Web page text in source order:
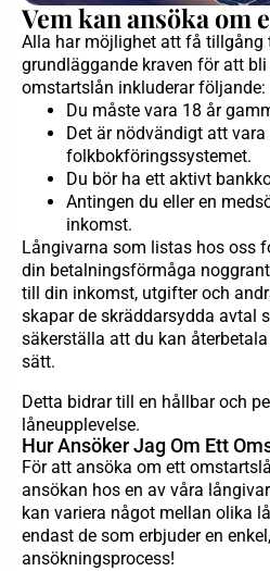
Vem kan ansöka om
Alla har möjlighet att få tillgång
grundläggande kraven för att
omstartslån inkluderar följande:
Du måste vara 18 år
Det är nödvändigt att
folkbokföringssystemet.
Du bör ha ett aktivt
Antingen du eller en
inkomst.
Långivarna som listas hos oss
din betalningsförmåga
till din inkomst, utgifter och
skapar de skräddarsydda avtal
säkerställa att du kan
sätt.
Detta bidrar till en hållbar och
låneupplevelse.
Hur Ansöker Jag Om Ett
För att ansöka om ett
ansökan hos en av våra
kan variera något mellan olika
endast de som erbjuder en
ansökningsprocess!